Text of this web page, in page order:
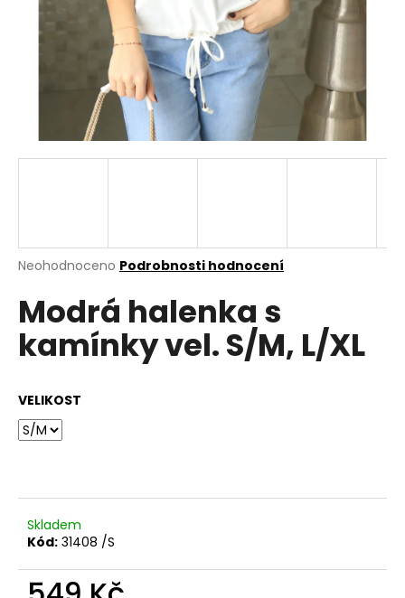
Průměrné
produktu
je
0,0
Neohodnoceno Podrobnosti hodnocení
Modrá halenka s
kamínky vel. S/M, L/XL
VELIKOST
Skladem
Kód: 31408 /S
o
p
o
č
u
j
e
PODZIMNÍ
BUNDA